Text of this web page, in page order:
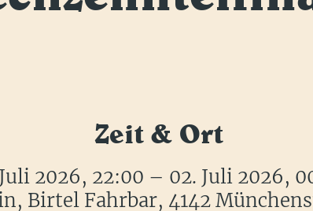
Zeit & Ort
2026, 22:00 – 02. Juli 2026,
Birtel Fahrbar, 4142